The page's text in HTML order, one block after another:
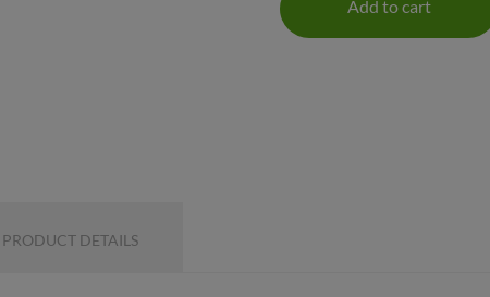
Add to cart
PRODUCT DETAILS